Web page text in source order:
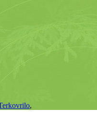
,